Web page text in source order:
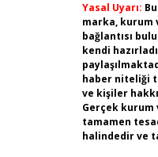
Yasal Uyarı:
marka, kurum
bağlantısı
kendi
haber niteliği
ve kişiler
Gerçek
tamamen
halindedir ve